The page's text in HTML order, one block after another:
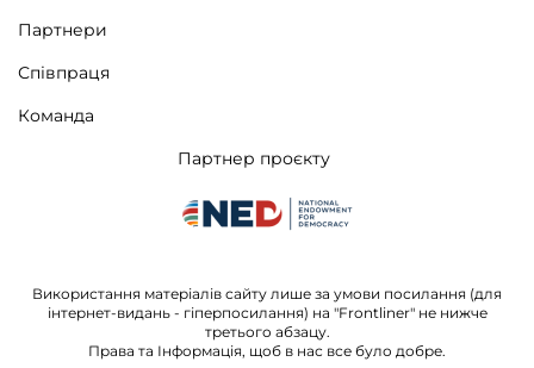
Партнери
Співпраця
Команда
Партнер проєкту
Використання матеріалів сайту лише за умови посилання (для
інтернет-видань - гіперпосилання) на "Frontliner" не нижче
третього абзацу.
Права та Інформація, щоб в нас все було добре.